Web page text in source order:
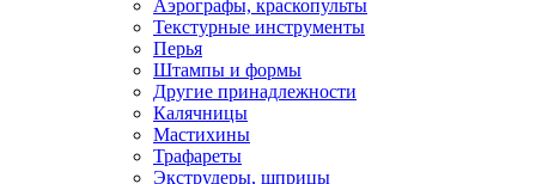
Аэрографы, краскопульты
Текстурные инструменты
Перья
Штампы и формы
Другие принадлежности
Калячницы
Мастихины
Трафареты
Экструдеры, шприцы